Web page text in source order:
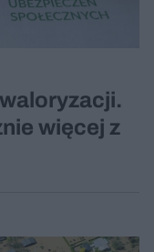
więcej z